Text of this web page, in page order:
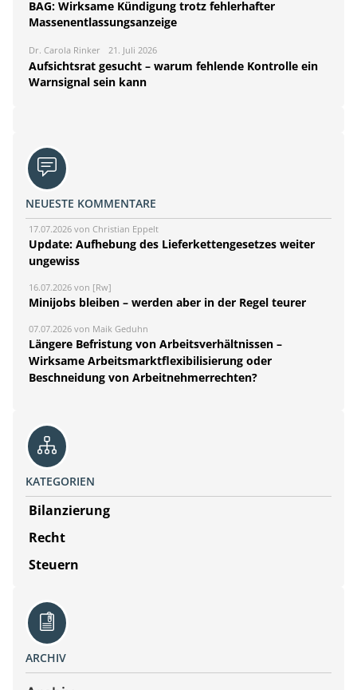
BAG: Wirksame Kündigung trotz fehlerhafter
Massenentlassungsanzeige
Dr. Carola Rinker 21. Juli 2026
Aufsichtsrat gesucht – warum fehlende Kontrolle ein
Warnsignal sein kann
NEUESTE KOMMENTARE
17.07.2026 von Christian Eppelt
Update: Aufhebung des Lieferkettengesetzes weiter
ungewiss
16.07.2026 von [Rw]
Minijobs bleiben – werden aber in der Regel teurer
07.07.2026 von Maik Geduhn
Längere Befristung von Arbeitsverhältnissen –
Wirksame Arbeitsmarktflexibilisierung oder
Beschneidung von Arbeitnehmerrechten?
KATEGORIEN
Bilanzierung
Recht
Steuern
ARCHIV